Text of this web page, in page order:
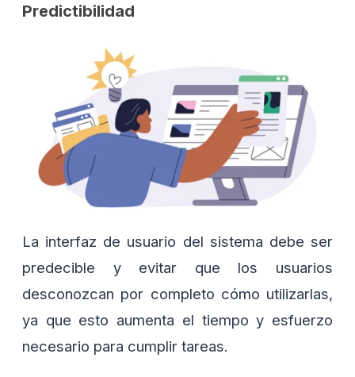
Predictibilidad
La interfaz de usuario del sistema debe ser
predecible y evitar que los usuarios
desconozcan por completo cómo utilizarlas,
ya que esto aumenta el tiempo y esfuerzo
necesario para cumplir tareas.